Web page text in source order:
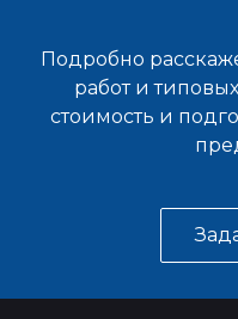
Подробно
работ и
стоимость и